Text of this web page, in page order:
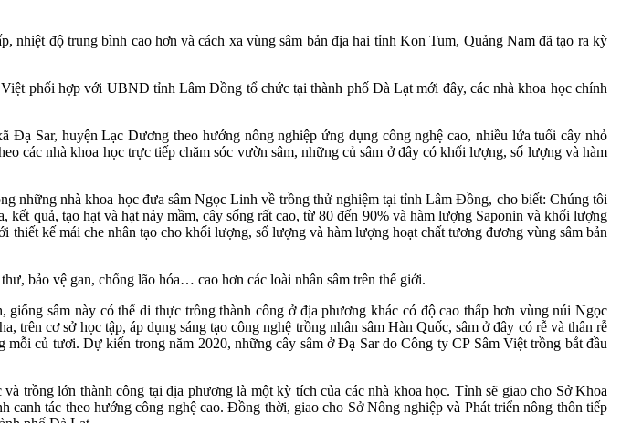
nhiệt độ trung bình cao hơn và cách xa vùng sâm bản địa hai tỉnh Kon Tum, Quảng Nam đã tạo ra kỳ
phối hợp với UBND tỉnh Lâm Đồng tổ chức tại thành phố Đà Lạt mới đây, các nhà khoa học chính
Sar, huyện Lạc Dương theo hướng nông nghiệp ứng dụng công nghệ cao, nhiều lứa tuổi cây nhỏ
các nhà khoa học trực tiếp chăm sóc vườn sâm, những củ sâm ở đây có khối lượng, số lượng và hàm
những nhà khoa học đưa sâm Ngọc Linh về trồng thử nghiệm tại tỉnh Lâm Đồng, cho biết: Chúng tôi
quả, tạo hạt và hạt nảy mầm, cây sống rất cao, từ 80 đến 90% và hàm lượng Saponin và khối lượng
kế mái che nhân tạo cho khối lượng, số lượng và hàm lượng hoạt chất tương đương vùng sâm bản
bảo vệ gan, chống lão hóa… cao hơn các loài nhân sâm trên thế giới.
sâm này có thể di thực trồng thành công ở địa phương khác có độ cao thấp hơn vùng núi Ngọc
cơ sở học tập, áp dụng sáng tạo công nghệ trồng nhân sâm Hàn Quốc, sâm ở đây có rễ và thân rễ
củ tươi. Dự kiến trong năm 2020, những cây sâm ở Đạ Sar do Công ty CP Sâm Việt trồng bắt đầu
lớn thành công tại địa phương là một kỳ tích của các nhà khoa học. Tỉnh sẽ giao cho Sở Khoa
tác theo hướng công nghệ cao. Đồng thời, giao cho Sở Nông nghiệp và Phát triển nông thôn tiếp